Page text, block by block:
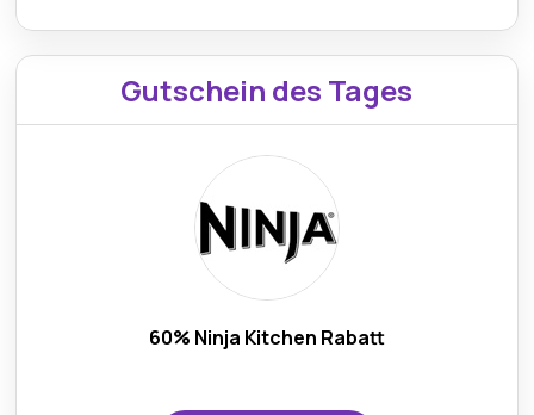
Gutschein des Tages
60% Ninja Kitchen Rabatt